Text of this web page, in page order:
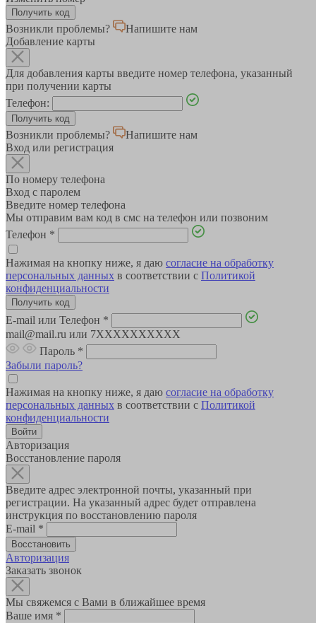
Возникли проблемы?
Напишите нам
Добавление карты
Для добавления карты введите номер телефона, указанный
при получении карты
Телефон:
Возникли проблемы?
Напишите нам
Вход или регистрация
По номеру телефона
Вход с паролем
Введите номер телефона
Мы отправим вам код в смс на телефон или позвоним
Телефон *
Нажимая на кнопку ниже, я даю согласие на обработку
персональных данных в соответствии с Политикой
конфиденциальности
E-mail или Телефон *
mail@mail.ru или 7XXXXXXXXXX
Пароль *
Забыли пароль?
Нажимая на кнопку ниже, я даю согласие на обработку
персональных данных в соответствии с Политикой
конфиденциальности
Авторизация
Восстановление пароля
Введите адрес электронной почты, указанный при
регистрации. На указанный адрес будет отправлена
инструкция по восстановлению пароля
E-mail *
Авторизация
Заказать звонок
Мы свяжемся с Вами в ближайшее время
Ваше имя *